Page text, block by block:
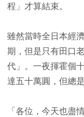
程」才算結束。
雖然當時全日本經
期，但是只有田口
代」。一夜揮霍個
達五十萬圓，但總
「各位，今天也盡